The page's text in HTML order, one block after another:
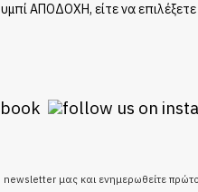
ΑΠΟΔΟΧΗ, είτε να
newsletter μας και ενημερωθείτε